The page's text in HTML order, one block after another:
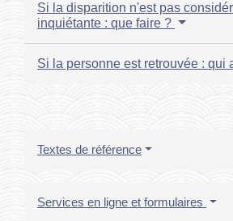
Si la disparition n'est pas
inquiétante : que faire ?
Si la personne est retrouvée : qui
Textes de référence
Services en ligne et formulaires